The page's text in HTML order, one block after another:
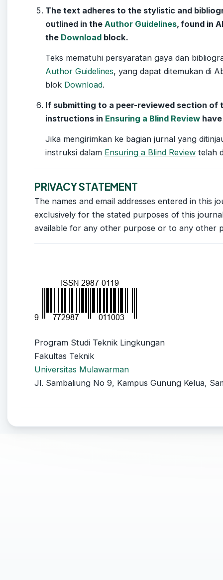
The text adheres to the stylistic and
outlined in the Author Guidelines, found in
the Download block.
Teks mematuhi persyaratan gaya dan
Author Guidelines, yang dapat ditemukan di
blok Download.
If submitting to a peer-reviewed section of
instructions in Ensuring a Blind Review
Jika mengirimkan ke bagian jurnal yang
instruksi dalam Ensuring a Blind Review telah
PRIVACY STATEMENT
The names and email addresses entered in this
exclusively for the stated purposes of this
available for any other purpose or to any other
Program Studi Teknik Lingkungan
Fakultas Teknik
Universitas Mulawarman
Jl. Sambaliung No 9, Kampus Gunung Kelua,